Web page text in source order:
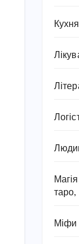
Кухня
таро,
Міфи